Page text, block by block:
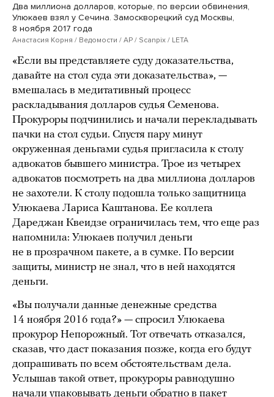
Два миллиона долларов, которые, по версии обвинения,
Улюкаев взял у Сечина. Замоскворецкий суд Москвы,
8 ноября 2017 года
Анастасия Корня / Ведомости / AP / Scanpix / LETA
«Если вы представляете суду доказательства,
давайте на стол суда эти доказательства», —
вмешалась в медитативный процесс
раскладывания долларов судья Семенова.
Прокуроры подчинились и начали перекладывать
пачки на стол судьи. Спустя пару минут
окруженная деньгами судья пригласила к столу
адвокатов бывшего министра. Трое из четырех
адвокатов посмотреть на два миллиона долларов
не захотели. К столу подошла только защитница
Улюкаева Лариса Каштанова. Ее коллега
Дареджан Квеидзе ограничилась тем, что еще раз
напомнила: Улюкаев получил деньги
не в прозрачном пакете, а в сумке. По версии
защиты, министр не знал, что в ней находятся
деньги.
«Вы получали данные денежные средства
14 ноября 2016 года?» — спросил Улюкаева
прокурор Непорожный. Тот отвечать отказался,
сказав, что даст показания позже, когда его будут
допрашивать по всем обстоятельствам дела.
Услышав такой ответ, прокуроры равнодушно
начали упаковывать деньги обратно в пакет